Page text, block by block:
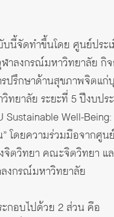
นี้จัดทำขึ้นโดย ศูนย์ประ
าลงกรณ์มหาวิทยาลัย กิ
รปรึกษาด้านสุขภาพจิตแก่
ทยาลัย ระยะที่ 5 ปีงบปร
Sustainable Well-
โดยความร่วมมือจากศูน
จิตวิทยา คณะจิตวิทยา แ
งกรณ์มหาวิทยาลัย
กอบไปด้วย 2 ส่วน คือ